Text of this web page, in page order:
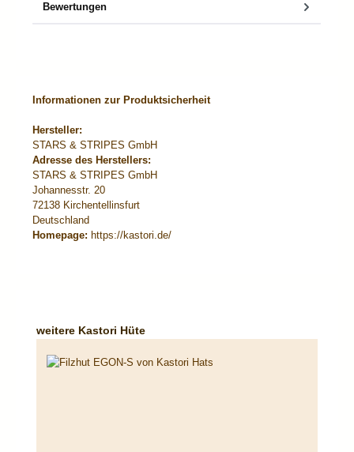
Bewertungen
Informationen zur Produktsicherheit
Hersteller:
STARS & STRIPES GmbH
Adresse des Herstellers:
STARS & STRIPES GmbH
Johannesstr. 20
72138 Kirchentellinsfurt
Deutschland
Homepage: https://kastori.de/
Produktgalerie überspringen
weitere Kastori Hüte